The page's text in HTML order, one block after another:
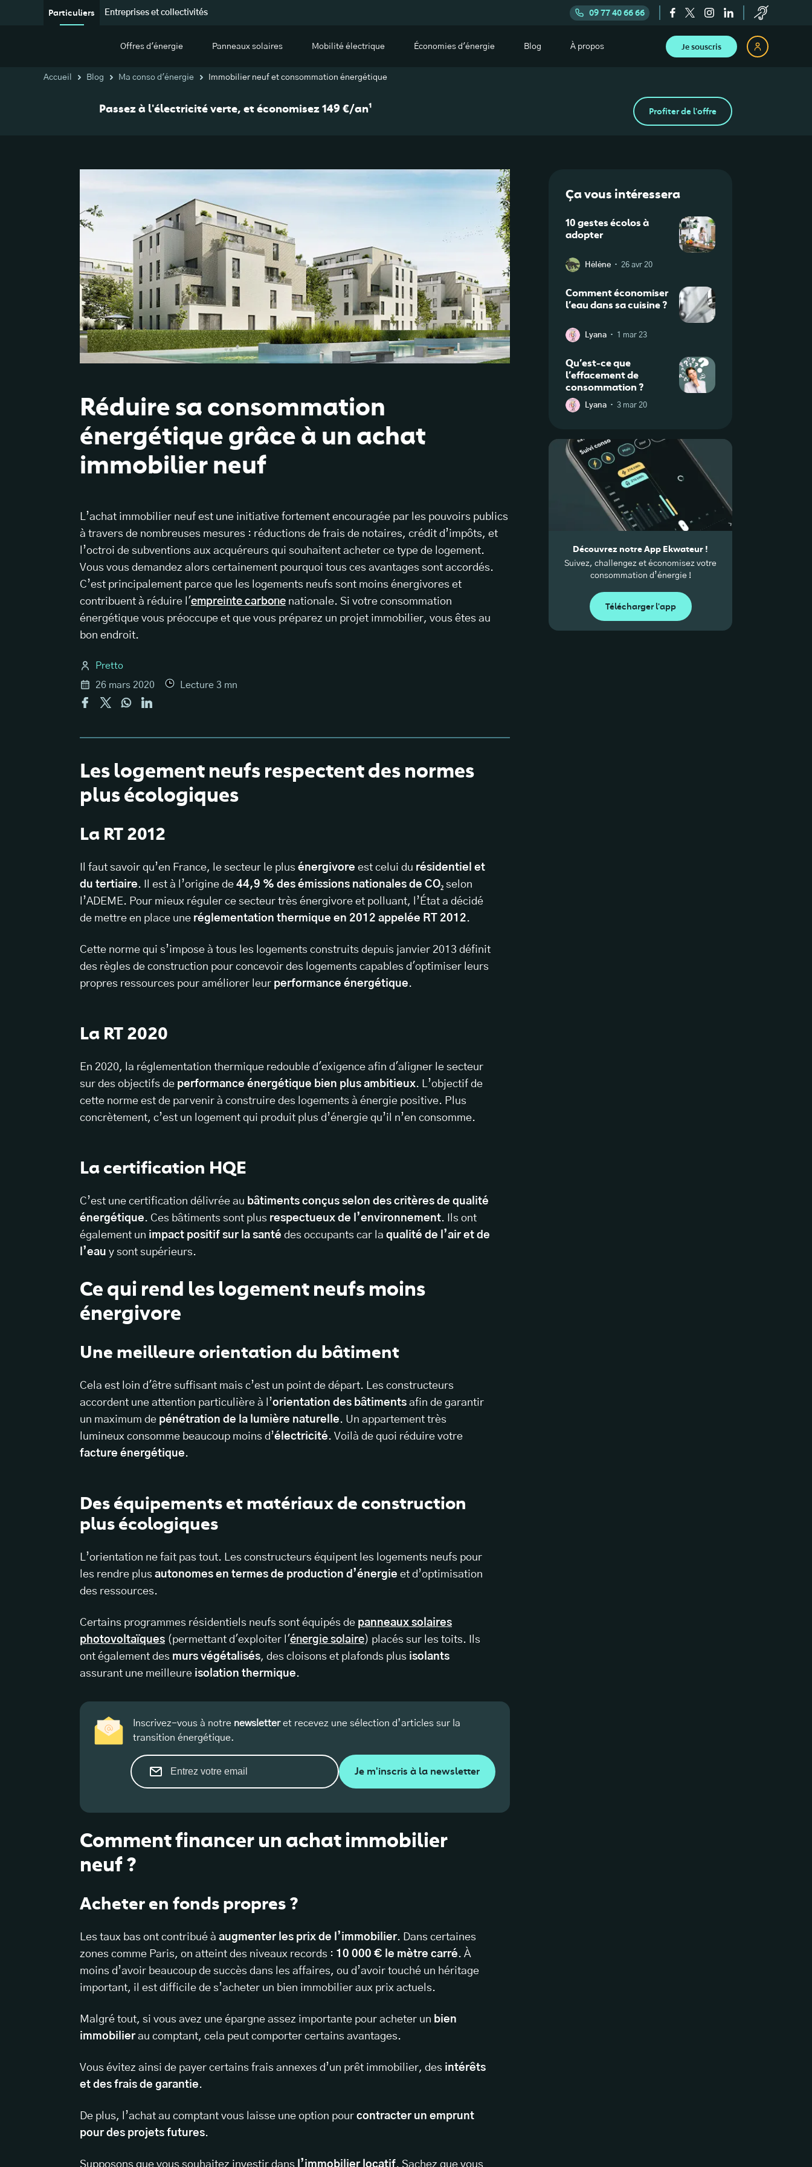
Particuliers Entreprises et collectivités 09 77 40 66 66
Offres d'énergie Panneaux solaires Mobilité électrique Économies d'énergie Blog À propos Je souscris
Accueil Blog Ma conso d'énergie Immobilier neuf et consommation énergétique
Passez à l'électricité verte, et économisez 149 €/an¹ Profiter de l'offre
Réduire sa consommation
énergétique grâce à un achat
immobilier neuf
L’achat immobilier neuf est une initiative fortement encouragée par les pouvoirs publics
à travers de nombreuses mesures : réductions de frais de notaires, crédit d’impôts, et
l’octroi de subventions aux acquéreurs qui souhaitent acheter ce type de logement.
Vous vous demandez alors certainement pourquoi tous ces avantages sont accordés.
C’est principalement parce que les logements neufs sont moins énergivores et
contribuent à réduire l'empreinte carbone nationale. Si votre consommation
énergétique vous préoccupe et que vous préparez un projet immobilier, vous êtes au
bon endroit.
Pretto
26 mars 2020
Lecture 3 mn
Les logement neufs respectent des normes
plus écologiques
La RT 2012
Il faut savoir qu’en France, le secteur le plus énergivore est celui du résidentiel et
du tertiaire. Il est à l’origine de 44,9 % des émissions nationales de CO₂ selon
l’ADEME. Pour mieux réguler ce secteur très énergivore et polluant, l’État a décidé
de mettre en place une réglementation thermique en 2012 appelée RT 2012.
Cette norme qui s’impose à tous les logements construits depuis janvier 2013 définit
des règles de construction pour concevoir des logements capables d'optimiser leurs
propres ressources pour améliorer leur performance énergétique.
La RT 2020
En 2020, la réglementation thermique redouble d'exigence afin d'aligner le secteur
sur des objectifs de performance énergétique bien plus ambitieux. L’objectif de
cette norme est de parvenir à construire des logements à énergie positive. Plus
concrètement, c’est un logement qui produit plus d’énergie qu’il n’en consomme.
La certification HQE
C’est une certification délivrée au bâtiments conçus selon des critères de qualité
énergétique. Ces bâtiments sont plus respectueux de l’environnement. Ils ont
également un impact positif sur la santé des occupants car la qualité de l’air et de
l’eau y sont supérieurs.
Ce qui rend les logement neufs moins
énergivore
Une meilleure orientation du bâtiment
Cela est loin d'être suffisant mais c’est un point de départ. Les constructeurs
accordent une attention particulière à l’orientation des bâtiments afin de garantir
un maximum de pénétration de la lumière naturelle. Un appartement très
lumineux consomme beaucoup moins d’électricité. Voilà de quoi réduire votre
facture énergétique.
Des équipements et matériaux de construction
plus écologiques
L’orientation ne fait pas tout. Les constructeurs équipent les logements neufs pour
les rendre plus autonomes en termes de production d’énergie et d’optimisation
des ressources.
Certains programmes résidentiels neufs sont équipés de panneaux solaires
photovoltaïques (permettant d'exploiter l'énergie solaire) placés sur les toits. Ils
ont également des murs végétalisés, des cloisons et plafonds plus isolants
assurant une meilleure isolation thermique.
Inscrivez-vous à notre newsletteret recevez une sélection d’articles sur la
transition énergétique.
Je m'inscris à la newsletter
Comment financer un achat immobilier
neuf ?
Acheter en fonds propres ?
Les taux bas ont contribué à augmenter les prix de l’immobilier. Dans certaines
zones comme Paris, on atteint des niveaux records : 10 000 € le mètre carré. À
moins d’avoir beaucoup de succès dans les affaires, ou d’avoir touché un héritage
important, il est difficile de s’acheter un bien immobilier aux prix actuels.
Malgré tout, si vous avez une épargne assez importante pour acheter un bien
immobilierau comptant, cela peut comporter certains avantages.
Vous évitez ainsi de payer certains frais annexes d’un prêt immobilier, des intérêts
et des frais de garantie.
De plus, l’achat au comptant vous laisse une option pour contracter un emprunt
pour des projets futures.
Ça vous intéressera
10 gestes écolos à
adopter
Hélène · 26 avr 20
Comment économiser
l’eau dans sa cuisine ?
Lyana · 1 mar 23
Qu’est-ce que
l’effacement de
consommation ?
Lyana · 3 mar 20
Découvrez notre App Ekwateur !
Suivez, challengez et économisez votre
consommation d’énergie !
Télécharger l'app